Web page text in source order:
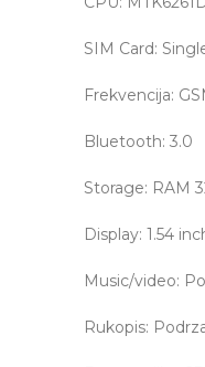
SIM Card:
Frekvencija:
Bluetooth: 3.0
Storage: RAM
Display: 1.54
Music/video:
Rukopis: